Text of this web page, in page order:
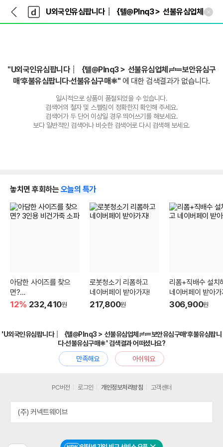
다
나
와
가
다
와
"U외국인유심팝니다┊｛텔@PInq3＞ 선불유심업체≓≔보안유심구
매‘후불유심팝니다·선불유심구매⚛" 에 대한 검색결과가 없습니다.
일시적으로 상품이 품절되었을 수 있습니다.
검색어의 철자 및 스펠링이 정확한지 확인해 주세요.
검색어가 두 단어 이상일 경우 띄어쓰기를 해보세요.
보다 일반적인 검색어나 비슷한 검색어로 다시 검색해 보세요.
놓치면 후회하는 오늘의 특가
아담한 사이즈를 찾으
면?
3인용 비건가죽 소파
12% 232,410원
로봇청소기 리폼하고
네이버페이 받아가자!
217,800원
리폼+직배수 설치
네이버페이 받아가
306,900원
'U외국인유심팝니다┊｛텔@PInq3＞ 선불유심업체≓≔보안유심구매‘후불유심팝니
다·선불유심구매⚛' 검색결과 어떠셨나요?
만족해요
아쉬워요
PC버전 로그인 개인정보처리방침 고객센터
(주) 커넥트웨이브